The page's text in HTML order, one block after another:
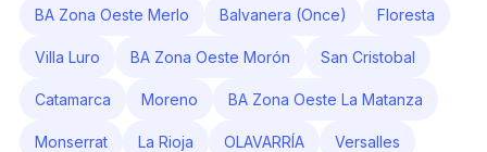
BA Zona Oeste Merlo Balvanera (Once) Floresta
Villa Luro BA Zona Oeste Morón San Cristobal
Catamarca Moreno BA Zona Oeste La Matanza
Monserrat La Rioja OLAVARRÍA Versalles